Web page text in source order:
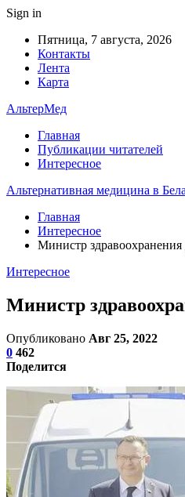
Sign in
Пятница, 7 августа, 2026
Контакты
Лента
Карта
АльтерМед
Главная
Публикации читателей
Интересное
Альтернативная медицина в
Главная
Интересное
Министр
Интересное
Министр
Опубликовано Авг 25, 2022
0 462
Поделится